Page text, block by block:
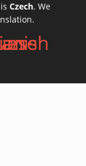
Czech. We